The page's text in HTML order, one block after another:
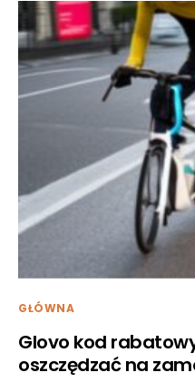
GŁÓWNA
Glovo kod
oszczędzać na